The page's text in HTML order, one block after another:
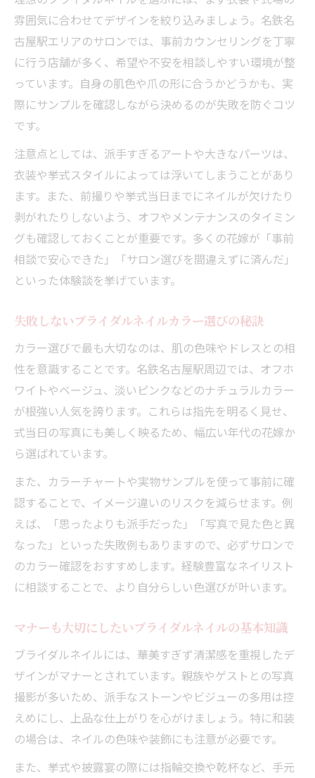
雰囲気に合わせてデザインを絞り込みましょう。名鉄名
古屋駅エリアのサロンでは、事前カウンセリングを丁寧
に行う店舗が多く、希望や不安を相談しやすい環境が整
っています。自身の肌色や爪の形に合うかどうかも、実
際にサンプルを確認しながら決めるのが失敗を防ぐコツ
です。
注意点としては、派手すぎるアートや大きなパーツは、
衣装や挙式スタイルによっては浮いてしまうことがあり
ます。また、前撮りや挙式当日までにネイルが欠けたり
剥がれたりしないよう、オフやメンテナンスのタイミン
グも確認しておくことが重要です。多くの花嫁が「事前
相談で安心できた」「サロン選びを間違えずに済んだ」
といった体験談を挙げています。
失敗しないブライダルネイルカラー選びの秘訣
カラー選びで最も大切なのは、肌の色味やドレスとの相
性を意識することです。名鉄名古屋駅周辺では、オフホ
ワイトやベージュ、淡いピンクなどのナチュラルカラー
が根強い人気を誇ります。これらは指先を明るく見せ、
式当日の写真にも美しく映るため、幅広い年代の花嫁か
ら選ばれています。
また、カラーチャートや実物サンプルを使って事前に確
認することで、イメージ違いのリスクを減らせます。例
えば、「思ったよりも派手だった」「写真で見た色と異
なった」といった失敗例もありますので、必ずサロンで
のカラー確認をおすすめします。経験豊富なネイリスト
に相談することで、より自分らしい色選びが叶います。
マナーも大切にしたいブライダルネイルの基本知識
ブライダルネイルには、華美すぎず清潔感を重視したデ
ザインがマナーとされています。親族やゲストとの写真
撮影が多いため、派手なストーンやビジューの多用は控
えめにし、上品な仕上がりを心がけましょう。特に和装
の場合は、ネイルの色味や装飾にも注意が必要です。
また、挙式や披露宴の際には指輪交換や乾杯など、手元